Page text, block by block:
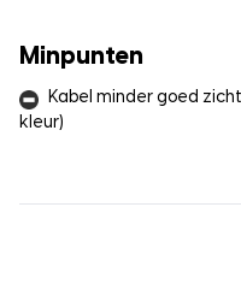
Minpunten
Kabel minder goed
kleur)